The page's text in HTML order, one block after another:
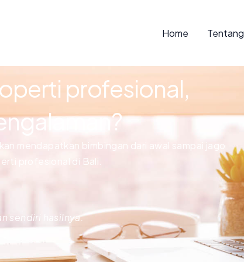
Home Tentang
profesional,
mendapatkan bimbingan dari awal sampai jago
profesional di Bali.
sendiri hasilnya.